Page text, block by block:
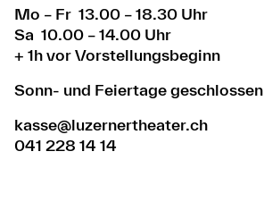
Mo – Fr 13.00 – 18.30 Uhr
Sa 10.00 – 14.00 Uhr
+ 1h vor Vorstellungsbeginn
Sonn- und Feiertage geschlossen
kasse@luzernertheater.ch
041 228 14 14